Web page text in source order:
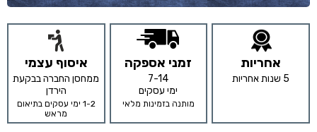
אחריות
5 שנות אחריות
זמני אספקה
7-14
ימי עסקים
מותנה בזמינות מלאי
איסוף עצמי
ממחסן החברה בבקעת
הירדן
1-2 ימי עסקים בתיאום
מראש